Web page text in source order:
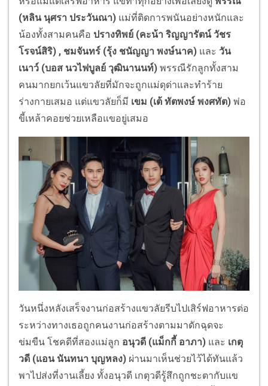
(หลิน นุศรา ประวันณา) แม่ที่ติดการพนันอย่างหนักและ
น้องทั้งสามคนคือ ปรางทิพย์ (คะน้า ริญญารัตน์ วัชร
โรจน์สิริ) , ชมจันทร์ (รุ้ง ชนัญญา พงษ์นาค) และ วัน
เนาว์ (บอส นวไฟบูลย์ วุฒินานนท์) พรรณีรักลูกทั้งสาม
คนมากยกเว้นแขวลัยที่มักจะถูกแม่ดุด่าและทำร้าย
ร่างกายเสมอ แต่แขวลัยก็มี เขม (เต้ ทัตพงษ์ พงศทัต) พ่อ
ขี้เหล้าคอยช่วยเหลือแขอยู่เสมอ
วันหนึ่งหลังเสร็จงานก่อสร้างแขวลัยรีบไปเสิร์ฟอาหารต่อ
ระหว่างทางเธอถูกคนงานก่อสร้างตามมาดักฉุดจะ
ข่มขืน โชคดีที่สองแม่ลูก อนุวดี (แม็กกี้ อาภา) และ เกตุ
วดี (แอน นันทนา บุญหลง) ผ่านมาเห็นช่วยไว้ได้ทันแล้ว
พาไปส่งที่งานเลี้ยง ทั้งอนุวดี เกตุวดีรู้สึกถูกชะตากับแข